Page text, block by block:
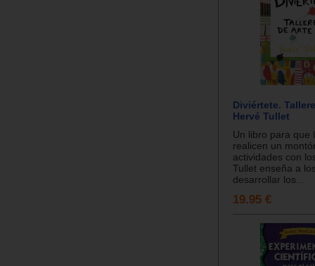
Diviértete.
Hervé Tullet
Un libro para que
realicen un
actividades con
Tullet enseña a
desarrollar los...
19.95 €